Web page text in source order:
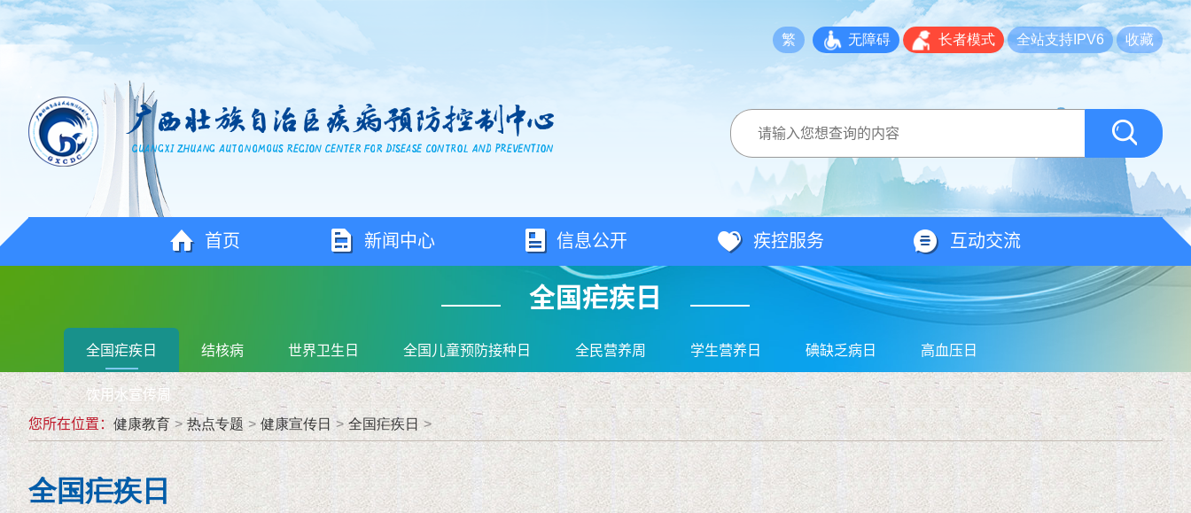
繁 无障碍 长者模式 全站支持IPV6 收藏
首页 新闻中心 信息公开 疾控服务 互动交流
全国疟疾日
全国疟疾日 结核病 世界卫生日 全国儿童预防接种日 全民营养周 学生营养日 碘缺乏病日 高血压日
饮用水宣传周
您所在位置： 健康教育 > 热点专题 > 健康宣传日 > 全国疟疾日 >
全国疟疾日